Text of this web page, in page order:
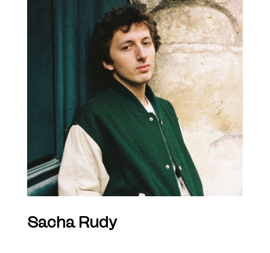
Sacha Rudy